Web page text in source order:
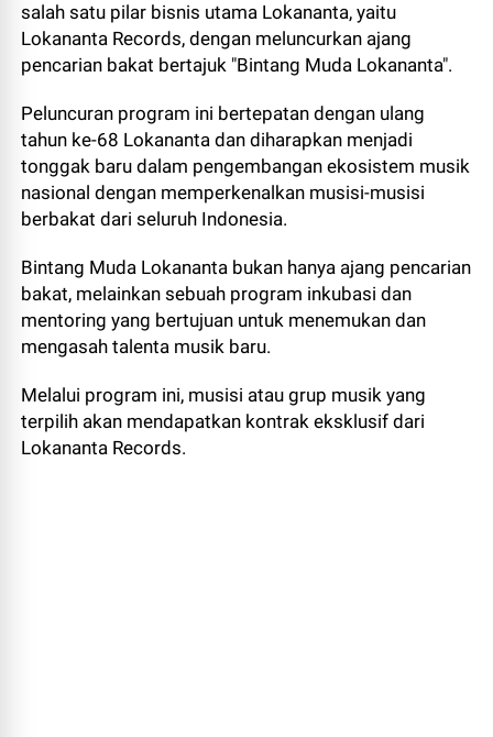
salah satu pilar bisnis utama Lokananta, yaitu
Lokananta Records, dengan meluncurkan ajang
pencarian bakat bertajuk "Bintang Muda Lokananta".
Peluncuran program ini bertepatan dengan ulang
tahun ke-68 Lokananta dan diharapkan menjadi
tonggak baru dalam pengembangan ekosistem musik
nasional dengan memperkenalkan musisi-musisi
berbakat dari seluruh Indonesia.
Bintang Muda Lokananta bukan hanya ajang pencarian
bakat, melainkan sebuah program inkubasi dan
mentoring yang bertujuan untuk menemukan dan
mengasah talenta musik baru.
Melalui program ini, musisi atau grup musik yang
terpilih akan mendapatkan kontrak eksklusif dari
Lokananta Records.